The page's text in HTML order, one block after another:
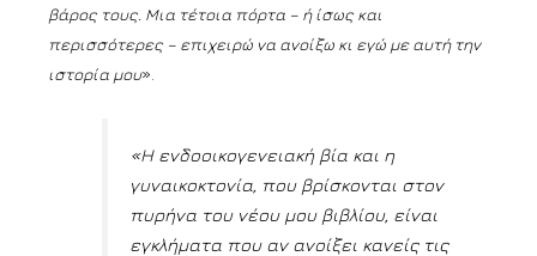
βάρος τους. Μια τέτοια πόρτα – ή ίσως και
περισσότερες – επιχειρώ να ανοίξω κι εγώ με αυτή την
ιστορία μου».
«Η ενδοοικογενειακή βία και η
γυναικοκτονία, που βρίσκονται στον
πυρήνα του νέου μου βιβλίου, είναι
εγκλήματα που αν ανοίξει κανείς τις